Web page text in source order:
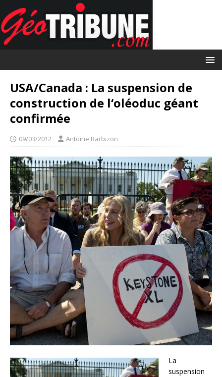
USA/Canada : La suspension de
construction de l‘oléoduc géant
confirmée
09/03/2012 Antoine Barbizon
La
suspension